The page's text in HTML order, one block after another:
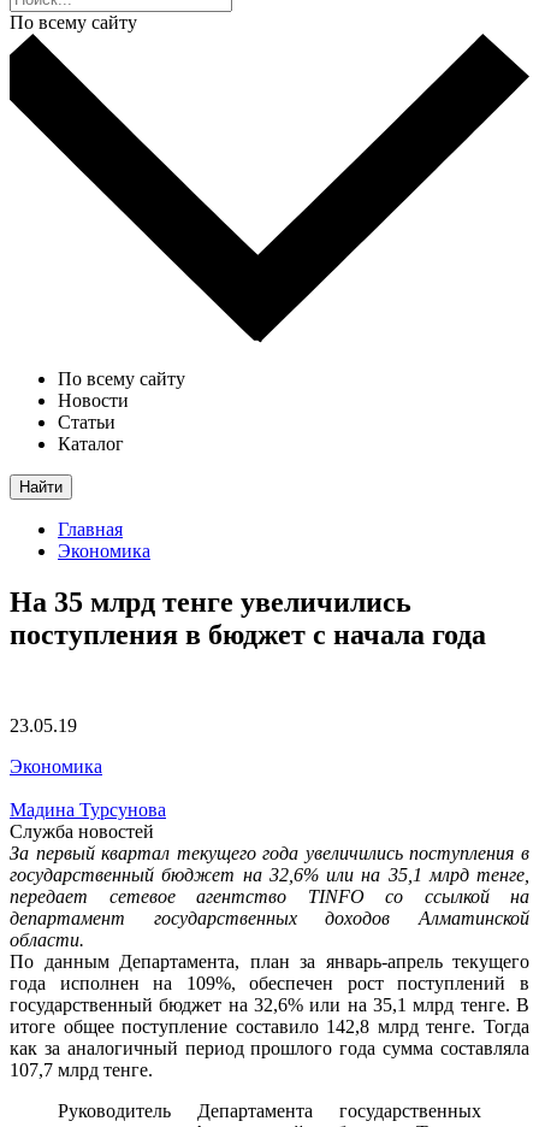
По всему сайту
По всему сайту
Новости
Статьи
Каталог
Найти
Главная
Экономика
На 35 млрд тенге увеличились
поступления в бюджет с начала года
23.05.19
Экономика
Мадина Турсунова
Служба новостей
За первый квартал текущего года увеличились поступления в
государственный бюджет на 32,6% или на 35,1 млрд тенге,
передает сетевое агентство TINFO со ссылкой на
департамент государственных доходов Алматинской
области.
По данным Департамента, план за январь-апрель текущего
года исполнен на 109%, обеспечен рост поступлений в
государственный бюджет на 32,6% или на 35,1 млрд тенге. В
итоге общее поступление составило 142,8 млрд тенге. Тогда
как за аналогичный период прошлого года сумма составляла
107,7 млрд тенге.
Руководитель Департамента государственных